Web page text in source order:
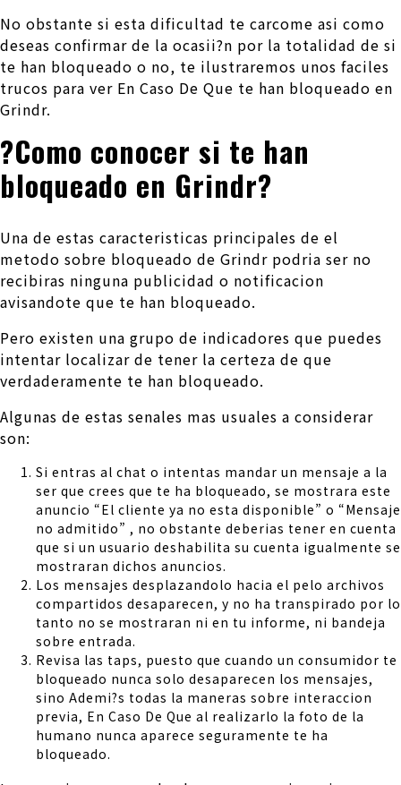
No obstante si esta dificultad te carcome asi­ como
deseas confirmar de la ocasii?n por la totalidad de si
te han bloqueado o no, te ilustraremos unos faciles
trucos para ver En Caso De Que te han bloqueado en
Grindr.
?Como conocer si te han
bloqueado en Grindr?
Una de estas caracteristicas principales de el
metodo sobre bloqueado de Grindr podri­a ser no
recibiras ninguna publicidad o notificacion
avisandote que te han bloqueado.
Pero existen una grupo de indicadores que puedes
intentar localizar de tener la certeza de que
verdaderamente te han bloqueado.
Algunas de estas senales mas usuales a considerar
son:
Si entras al chat o intentas mandar un mensaje a la
ser que crees que te ha bloqueado, se mostrara este
anuncio “El cliente ya no esta disponible” o “Mensaje
no admitido” , no obstante deberias tener en cuenta
que si un usuario deshabilita su cuenta igualmente se
mostraran dichos anuncios.
Los mensajes desplazandolo hacia el pelo archivos
compartidos desaparecen, y no ha transpirado por lo
tanto no se mostraran ni en tu informe, ni bandeja
sobre entrada.
Revisa las taps, puesto que cuando un consumidor te
bloqueado nunca solo desaparecen los mensajes,
sino Ademi?s todas la maneras sobre interaccion
previa, En Caso De Que al realizarlo la foto de la
humano nunca aparece seguramente te ha
bloqueado.